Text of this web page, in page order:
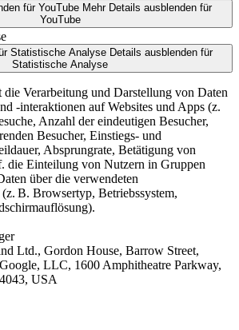
für YouTube Mehr Details ausblendenfür
YouTube
Statistische Analyse Details ausblenden für
Statistische Analyse
die Verarbeitung und Darstellung von Daten
-interaktionen auf Websites und Apps (z.
Anzahl der eindeutigen Besucher,
Besucher, Einstiegs- und
Absprungrate, Betätigung von
die Einteilung von Nutzern in Gruppen
über die verwendeten
B. Browsertyp, Betriebssystem,
Ltd., Gordon House, Barrow Street,
LLC, 1600 Amphitheatre Parkway,
USA